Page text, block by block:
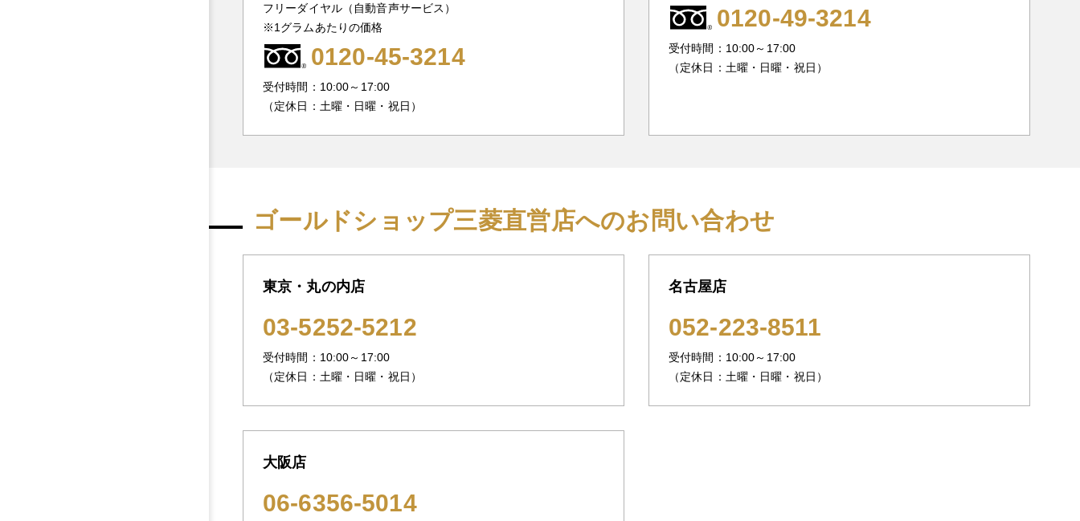
フリーダイヤル（自動音声サービス）
1グラムあたりの価格
0120-45-3214
受付時間：10:00～17:00
（定休日：土曜・日曜・祝日）
0120-49-3214
受付時間：10:00～17:00
（定休日：土曜・日曜・祝日）
ゴールドショップ三菱直営店へのお問い合わせ
東京・丸の内店
03-5252-5212
受付時間：10:00～17:00
（定休日：土曜・日曜・祝日）
名古屋店
052-223-8511
受付時間：10:00～17:00
（定休日：土曜・日曜・祝日）
大阪店
06-6356-5014